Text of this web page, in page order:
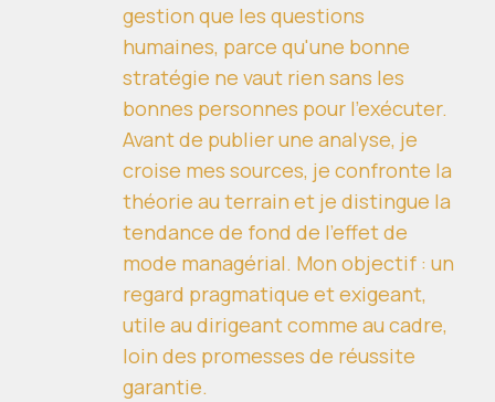
gestion que les questions
humaines, parce qu'une bonne
stratégie ne vaut rien sans les
bonnes personnes pour l'exécuter.
Avant de publier une analyse, je
croise mes sources, je confronte la
théorie au terrain et je distingue la
tendance de fond de l'effet de
mode managérial. Mon objectif : un
regard pragmatique et exigeant,
utile au dirigeant comme au cadre,
loin des promesses de réussite
garantie.